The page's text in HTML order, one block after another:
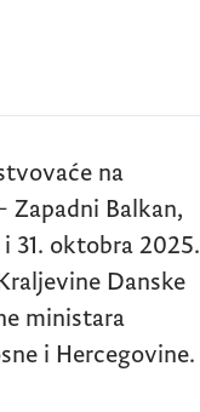
na
Zapadni Balkan,
31. oktobra 2025.
Danske
ministara
i Hercegovine.